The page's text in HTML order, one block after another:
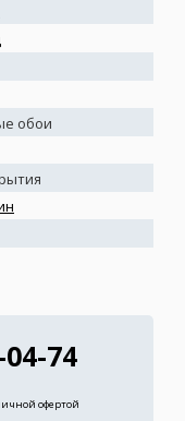
обои
74
офертой